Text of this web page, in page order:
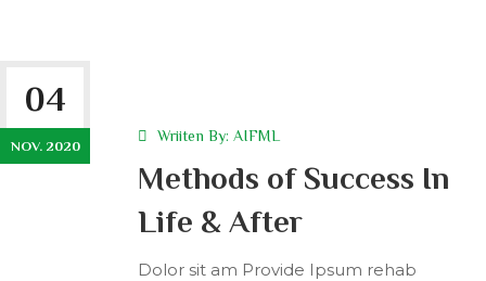
04
NOV. 2020
Wriiten By: AIFML
Methods of Success In
Life & After
Dolor sit am Provide Ipsum rehab